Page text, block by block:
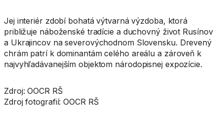
Jej interiér zdobí bohatá výtvarná výzdoba, ktorá
približuje náboženské tradície a duchovný život Rusínov
a Ukrajincov na severovýchodnom Slovensku. Drevený
chrám patrí k dominantám celého areálu a zároveň k
najvyhľadávanejším objektom národopisnej expozície.
Zdroj: OOCR RŠ
Zdroj fotografií: OOCR RŠ